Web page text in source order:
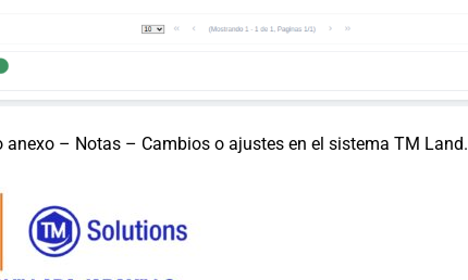
anexo – Notas – Cambios o ajustes en el sistema TM Land.